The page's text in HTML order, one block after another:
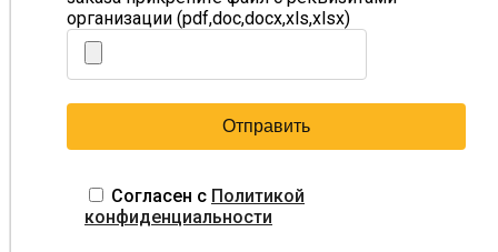
организации (pdf,doc,docx,xls,xlsx)
Согласен с Политикой
конфиденциальности